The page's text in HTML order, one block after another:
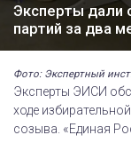
Эксперты дали
партий за два
Фото: Экспертный
Эксперты ЭИСИ
ходе
созыва. «Единая